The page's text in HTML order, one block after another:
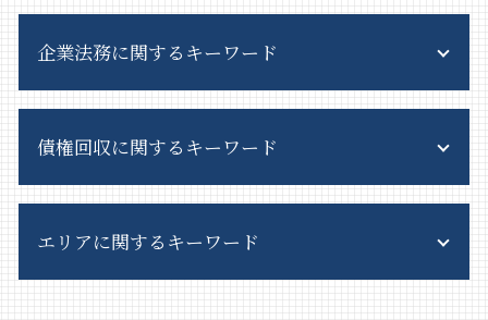
風営法 営業時間
飲食店 風営法
風営法違反 従業員
スカウトバック 規制
風営法 対象
ガールズバー 風営法
深夜酒類提供飲食店営業 違反
風営法 違反
風営法 とは
客引き 条例
産業廃棄物 委託契約書
不法投棄 罰則
産業廃棄物 収集運搬
産業廃棄物 保管基準
一般廃棄物処理 責任
不法投棄 法律
産業廃棄物 リサイクル
企業法務に関するキーワード
新設 分割 吸収
戦略 法務
秘密保持 契約書
企業 法務部
事業譲渡 手続き
債権回収に関するキーワード
債権回収 良い方法
エリアに関するキーワード